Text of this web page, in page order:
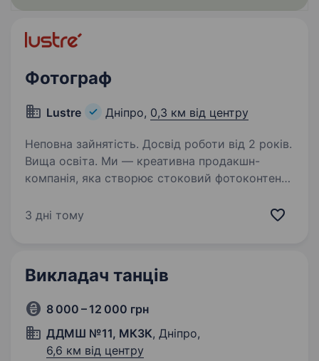
Фотограф
Lustre Дніпро, 0,3 км від центру
Неповна зайнятість. Досвід роботи від 2 років.
Вища освіта. Ми — креативна продакшн-
компанія, яка створює стоковий фотоконтент
до нашої команди фотографа, який любить
3 дні тому
Викладач танців
8 000 – 12 000 грн
ДДМШ №11, МКЗК, Дніпро,
6,6 км від центру